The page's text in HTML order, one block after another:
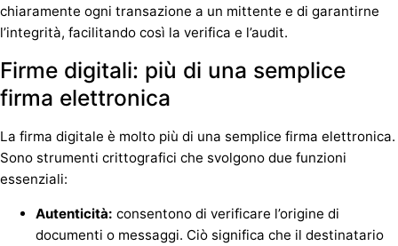
chiaramente ogni transazione a un mittente e di garantirne
l’integrità, facilitando così la verifica e l’audit.
Firme digitali: più di una semplice
firma elettronica
La firma digitale è molto più di una semplice firma elettronica.
Sono strumenti crittografici che svolgono due funzioni
essenziali:
Autenticità: consentono di verificare l’origine di
documenti o messaggi. Ciò significa che il destinatario